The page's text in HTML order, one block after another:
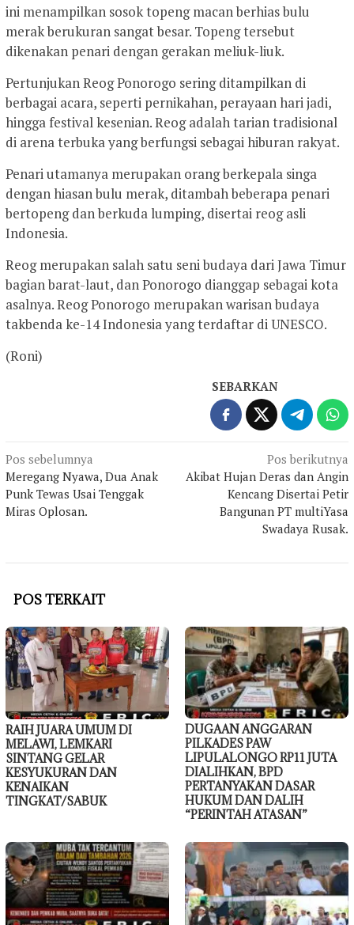
ini menampilkan sosok topeng macan berhias bulu
merak berukuran sangat besar. Topeng tersebut
dikenakan penari dengan gerakan meliuk-liuk.
Pertunjukan Reog Ponorogo sering ditampilkan di
berbagai acara, seperti pernikahan, perayaan hari jadi,
hingga festival kesenian. Reog adalah tarian tradisional
di arena terbuka yang berfungsi sebagai hiburan rakyat.
Penari utamanya merupakan orang berkepala singa
dengan hiasan bulu merak, ditambah beberapa penari
bertopeng dan berkuda lumping, disertai reog asli
Indonesia.
Reog merupakan salah satu seni budaya dari Jawa Timur
bagian barat-laut, dan Ponorogo dianggap sebagai kota
asalnya. Reog Ponorogo merupakan warisan budaya
takbenda ke-14 Indonesia yang terdaftar di UNESCO.
(Roni)
SEBARKAN
Navigasi
pos
Pos sebelumnya
Meregang Nyawa, Dua Anak
Punk Tewas Usai Tenggak
Miras Oplosan.
Pos berikutnya
Akibat Hujan Deras dan Angin
Kencang Disertai Petir
Bangunan PT multiYasa
Swadaya Rusak.
POS TERKAIT
RAIH JUARA UMUM DI
MELAWI, LEMKARI
SINTANG GELAR
KESYUKURAN DAN
KENAIKAN
TINGKAT/SABUK
DUGAAN ANGGARAN
PILKADES PAW
LIPULALONGO RP11 JUTA
DIALIHKAN, BPD
PERTANYAKAN DASAR
HUKUM DAN DALIH
“PERINTAH ATASAN”